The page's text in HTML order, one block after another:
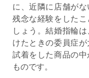
に、近隣に店舗が
残念な経験をした
しょう。結婚指輪
けたときの委員症が
試着をした商品の
ものです。